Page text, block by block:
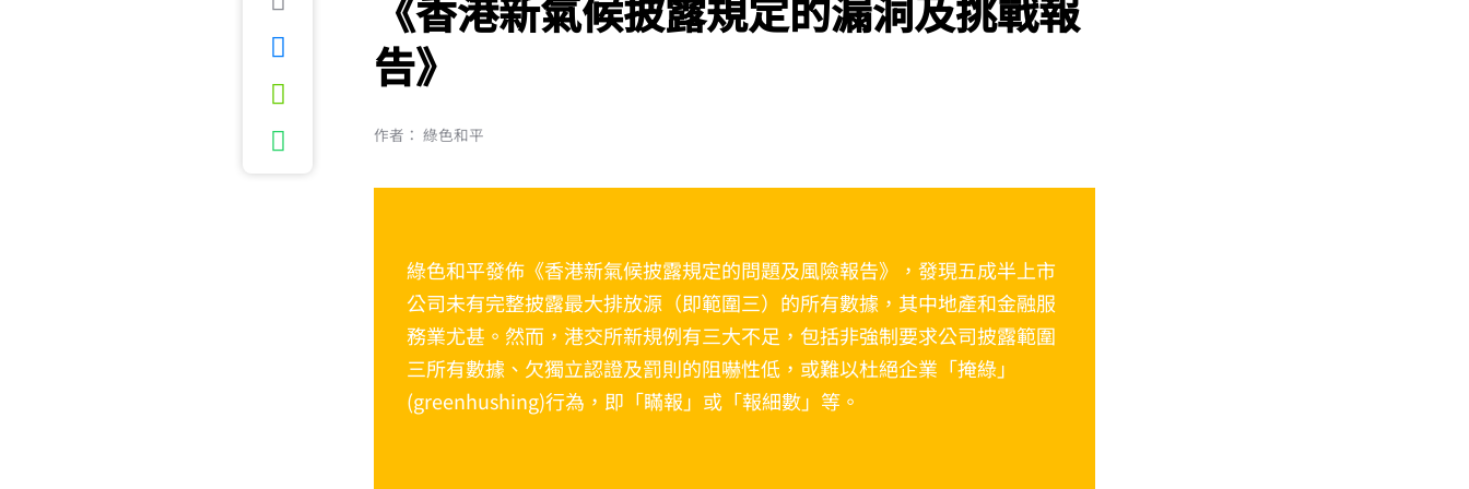
告》
作者： 綠色和平
綠色和平發佈《香港新氣候披露規定的問題及風險報告》，發現五成半上市
公司未有完整披露最大排放源（即範圍三）的所有數據，其中地產和金融服
務業尤甚。然而，港交所新規例有三大不足，包括非強制要求公司披露範圍
三所有數據、欠獨立認證及罰則的阻嚇性低，或難以杜絕企業「掩綠」
(greenhushing)行為，即「瞞報」或「報細數」等。